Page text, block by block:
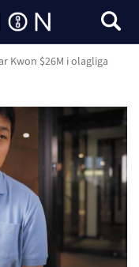
Kwon $26M i olagliga